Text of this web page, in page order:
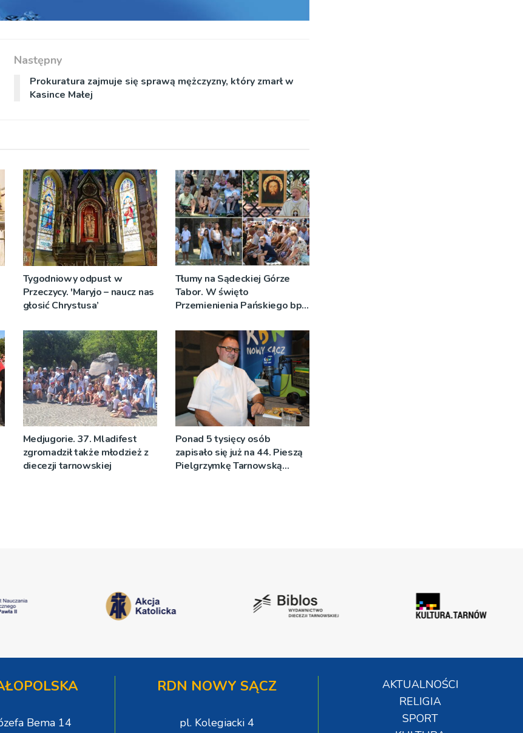
Następny
Prokuratura zajmuje się sprawą mężczyzny, który zmarł w
Kasince Małej
Tygodniowy odpust w
Przeczycy. 'Maryjo – naucz nas
głosić Chrystusa’
Tłumy na Sądeckiej Górze
Tabor. W święto
Przemienienia Pańskiego bp
Sakramentów [ZDJĘCIA]
Medjugorie. 37. Mladifest
zgromadził także młodzież z
diecezji tarnowskiej
Ponad 5 tysięcy osób
zapisało się już na 44. Pieszą
Pielgrzymkę Tarnowską
Bema 14
RDN NOWY SĄCZ
pl. Kolegiacki 4
AKTUALNOŚCI
RELIGIA
SPORT